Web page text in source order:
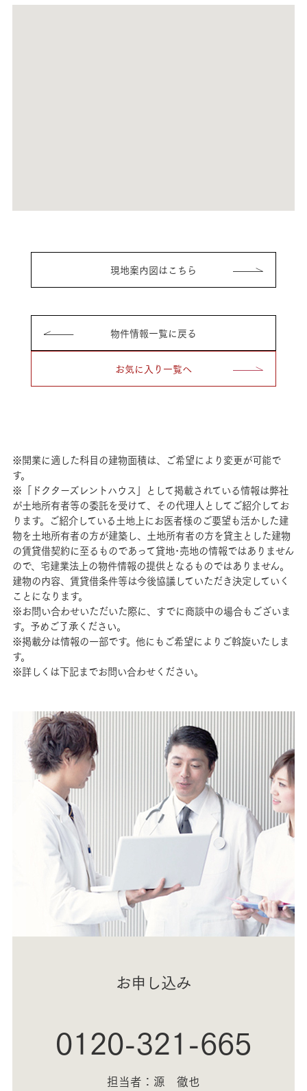
現地案内図はこちら
物件情報一覧に戻る
お気に入り一覧へ
※開業に適した科目の建物面積は、ご希望により変更が可能で
す。
※「ドクターズレントハウス」として掲載されている情報は弊社
が土地所有者等の委託を受けて、その代理人としてご紹介してお
ります。ご紹介している土地上にお医者様のご要望も活かした建
物を土地所有者の方が建築し、土地所有者の方を貸主とした建物
の賃貸借契約に至るものであって貸地･売地の情報ではありません
ので、宅建業法上の物件情報の提供となるものではありません。
建物の内容、賃貸借条件等は今後協議していただき決定していく
ことになります。
※お問い合わせいただいた際に、すでに商談中の場合もございま
す。予めご了承ください。
※掲載分は情報の一部です。他にもご希望によりご斡旋いたしま
す。
※詳しくは下記までお問い合わせください。
お申し込み
0120-321-665
担当者：源 徹也